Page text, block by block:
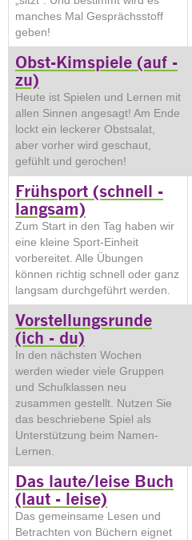
manches Mal Gesprächsstoff
geben!
Obst-Kimspiele (auf -
zu)
Heute ist Spielen und Lernen mit
allen Sinnen angesagt! Am Ende
lockt ein leckerer Obstsalat,
aber vorher wird geschaut,
gefühlt und gerochen!
Frühsport (schnell -
langsam)
Zum Start in den Tag haben wir
eine kleine Sport-Einheit
vorbereitet. Alle Übungen
können richtig schnell oder ganz
langsam durchgeführt werden.
Vorstellungsrunde
(ich - du)
In den nächsten Wochen
werden wieder viele Gruppen
und Schulklassen neu
zusammen gestellt. Nutzen Sie
das beschriebene Spiel als
Unterstützung beim Namen-
Lernen.
Das laute/leise Buch
(laut - leise)
Das gemeinsame Lesen und
Betrachten von Büchern eignet